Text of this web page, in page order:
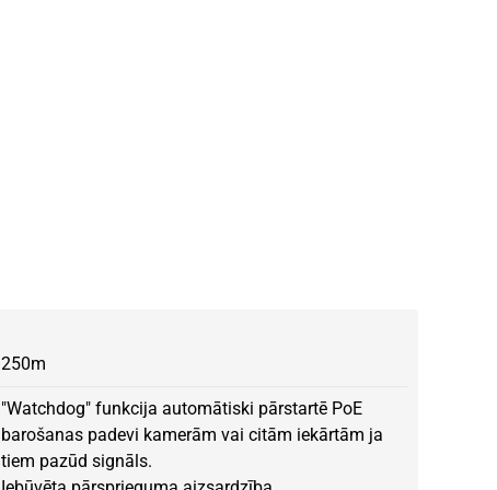
250m
"Watchdog" funkcija automātiski pārstartē PoE
barošanas padevi kamerām vai citām iekārtām ja
tiem pazūd signāls.